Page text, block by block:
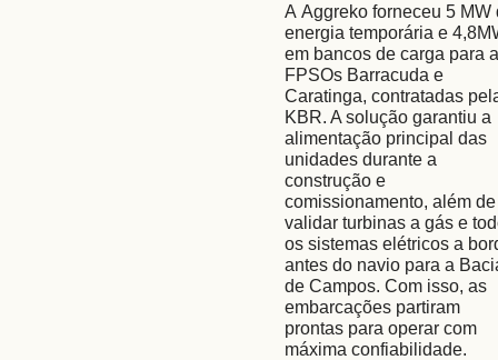
A Aggreko forneceu 5 MW
energia temporária e
em bancos de carga para
FPSOs Barracuda e
Caratinga, contratadas
KBR. A solução garantiu a
alimentação principal das
unidades durante a
construção e
comissionamento, além de
validar turbinas a gás e
os sistemas elétricos a
antes do navio para a
de Campos. Com isso, as
embarcações partiram
prontas para operar com
máxima confiabilidade.